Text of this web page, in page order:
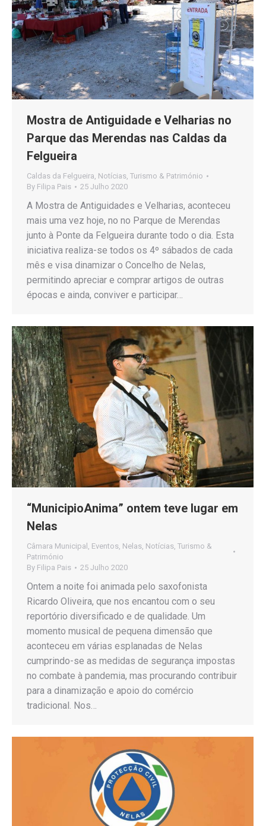
Mostra de Antiguidade e Velharias no
Parque das Merendas nas Caldas da
Felgueira
Caldas da Felgueira, Notícias, Turismo & Património
By Filipa Pais 25 Julho 2020
A Mostra de Antiguidades e Velharias, aconteceu
mais uma vez hoje, no no Parque de Merendas
junto à Ponte da Felgueira durante todo o dia. Esta
iniciativa realiza-se todos os 4º sábados de cada
mês e visa dinamizar o Concelho de Nelas,
permitindo apreciar e comprar artigos de outras
épocas e ainda, conviver e participar…
“MunicipioAnima” ontem teve lugar em
Nelas
Câmara Municipal , Eventos, Nelas, Notícias, Turismo &
Património
By Filipa Pais 25 Julho 2020
Ontem a noite foi animada pelo saxofonista
Ricardo Oliveira, que nos encantou com o seu
reportório diversificado e de qualidade. Um
momento musical de pequena dimensão que
aconteceu em várias esplanadas de Nelas
cumprindo-se as medidas de segurança impostas
no combate à pandemia, mas procurando contribuir
para a dinamização e apoio do comércio
tradicional. Nos…